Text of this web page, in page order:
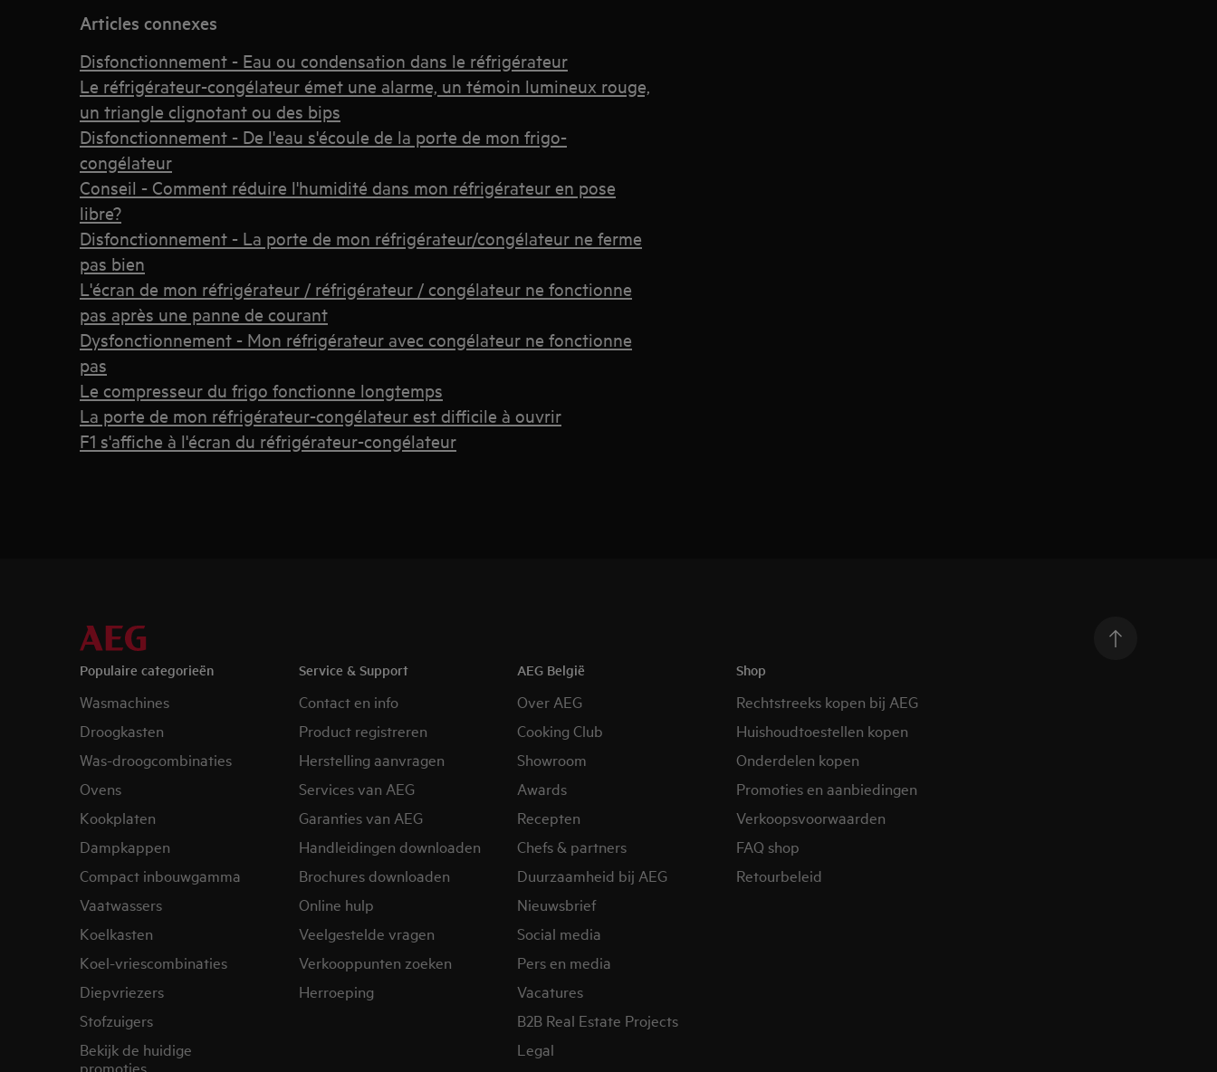
Articles connexes
Disfonctionnement - Eau ou condensation dans le réfrigérateur
Le réfrigérateur-congélateur émet une alarme, un témoin lumineux rouge,
un triangle clignotant ou des bips
Disfonctionnement - De l'eau s'écoule de la porte de mon frigo-
congélateur
Conseil - Comment réduire l'humidité dans mon réfrigérateur en pose
libre?
Disfonctionnement - La porte de mon réfrigérateur/congélateur ne ferme
pas bien
L'écran de mon réfrigérateur / réfrigérateur / congélateur ne fonctionne
pas après une panne de courant
Dysfonctionnement - Mon réfrigérateur avec congélateur ne fonctionne
pas
Le compresseur du frigo fonctionne longtemps
La porte de mon réfrigérateur-congélateur est difficile à ouvrir
F1 s'affiche à l'écran du réfrigérateur-congélateur
Populaire categorieën
Wasmachines
Droogkasten
Was-droogcombinaties
Ovens
Kookplaten
Dampkappen
Compact inbouwgamma
Vaatwassers
Koelkasten
Koel-vriescombinaties
Diepvriezers
Stofzuigers
Bekijk de huidige
promoties
Service & Support
Contact en info
Product registreren
Herstelling aanvragen
Services van AEG
Garanties van AEG
Handleidingen downloaden
Brochures downloaden
Online hulp
Veelgestelde vragen
Verkooppunten zoeken
Herroeping
AEG België
Over AEG
Cooking Club
Showroom
Awards
Recepten
Chefs & partners
Duurzaamheid bij AEG
Nieuwsbrief
Social media
Pers en media
Vacatures
B2B Real Estate Projects
Legal
Shop
Rechtstreeks kopen bij AEG
Huishoudtoestellen kopen
Onderdelen kopen
Promoties en aanbiedingen
Verkoopsvoorwaarden
FAQ shop
Retourbeleid​